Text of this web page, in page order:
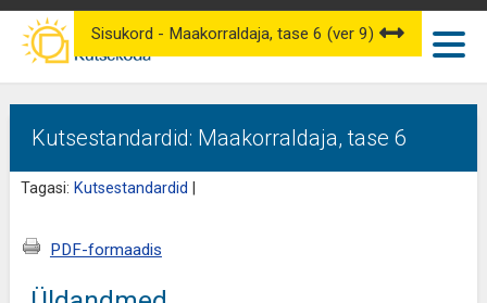
Kutsestandardid: Maakorraldaja, tase 6
Tagasi: Kutsestandardid
Sisukord - Maakorraldaja, tase 6 (ver 9)
PDF-formaadis